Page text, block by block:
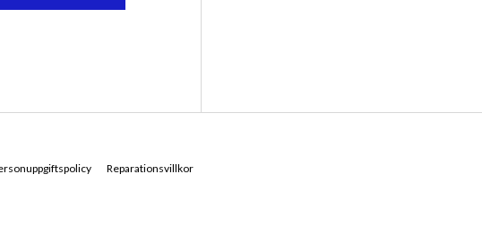
Reparationsvillkor